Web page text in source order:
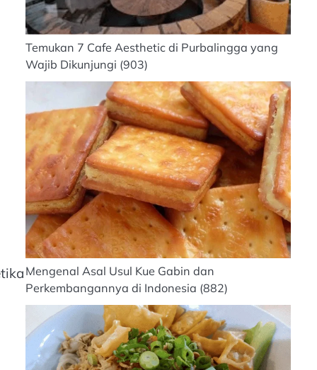
Temukan 7 Cafe Aesthetic di Purbalingga yang
Wajib Dikunjungi (903)
Mengenal Asal Usul Kue Gabin dan
Perkembangannya di Indonesia (882)